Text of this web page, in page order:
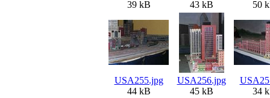
39 kB
43 kB
50
USA255.jpg
44 kB
USA256.jpg
45 kB
34